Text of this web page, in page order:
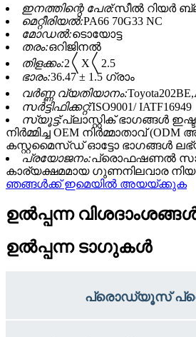
ഇനത്തിന്റെ പേര്:സീൽ റിയർ
മെറ്റീരിയൽ:PA66 70G33 NC
മോഡൽ:ടൊയോട്ട
തരം:ഒറിജിനൽ
തിളക്കം:2〱X〱2.5
ഭാരം:36.47 ± 1.5 ഗ്രാം
വർണ്ണ വ്യതിയാനം:
സർട്ടിഫിക്കറ്റ്:ISO9001/ IATF16949
സ്യൂട്ട്:പ്ലാസ്റ്റിക് ഭാഗങ്ങൾ
നിർമ്മിച്ച OEM നിർമ്മാതാവ് (ODM
കസ്റ്റമൈസ്ഡ് ഓട്ടോ ഭാഗങ്ങൾ
പ്രയോജനം:പ്രൊഫഷണൽ
കാര്യക്ഷമമായ ഗുണനിലവാര
ഞങ്ങൾക്ക് ഇമെയിൽ അയയ്ക്കുക
ഉൽപ്പന്ന
ഉൽപ്പന്ന ടാഗുകൾ
പ്രൊഡ്യൂസ്